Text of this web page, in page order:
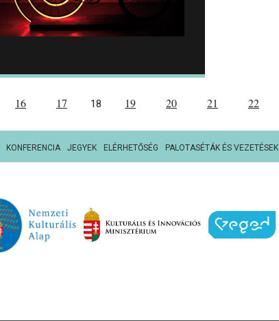
16 17 18 19 20 21 22
KONFERENCIA JEGYEK ELÉRHETŐSÉG PALOTASÉTÁK ÉS VEZETÉSEK